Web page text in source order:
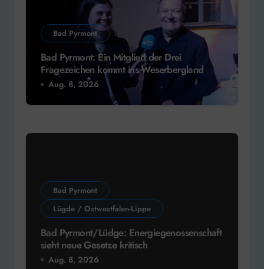
Bad Pyrmont
Bad Pyrmont: Ein Mitglied der Drei
Fragezeichen kommt ins Weserbergland
Aug. 8, 2026
Bad Pyrmont
Lügde / Ostwestfalen-Lippe
Bad Pyrmont/Lüdge: Energiegenossenschaft
sieht neue Gesetze kritisch
Aug. 8, 2026